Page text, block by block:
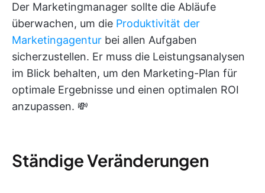
Der Marketingmanager sollte die Abläufe
überwachen, um die Produktivität der
Marketingagentur bei allen Aufgaben
sicherzustellen. Er muss die Leistungsanalysen
im Blick behalten, um den Marketing-Plan für
optimale Ergebnisse und einen optimalen ROI
anzupassen. 💸
Ständige Veränderungen